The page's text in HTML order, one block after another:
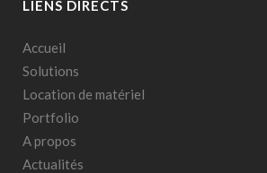
LIENS DIRECTS
Accueil
Solutions
Location de matériel
Portfolio
A propos
Actualités